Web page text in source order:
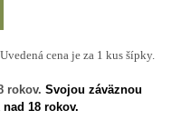
cena je za 1 kus šípky.
rokov. Svojou záväznou
18 rokov.